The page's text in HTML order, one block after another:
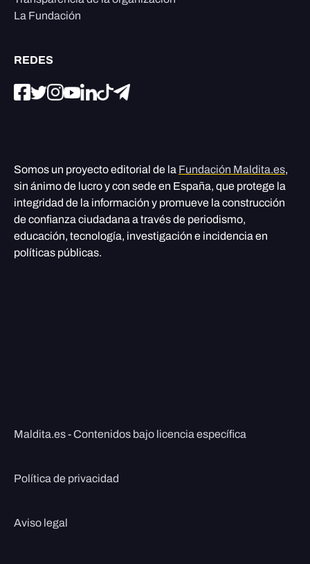
La Fundación
REDES
Somos un proyecto editorial de la Fundación Maldita.es,
sin ánimo de lucro y con sede en España, que protege la
integridad de la información y promueve la construcción
de confianza ciudadana a través de periodismo,
educación, tecnología, investigación e incidencia en
políticas públicas.
Maldita.es - Contenidos bajo licencia específica
Política de privacidad
Aviso legal